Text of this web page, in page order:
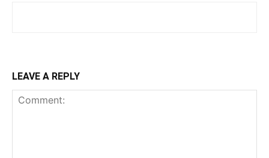
LEAVE A REPLY